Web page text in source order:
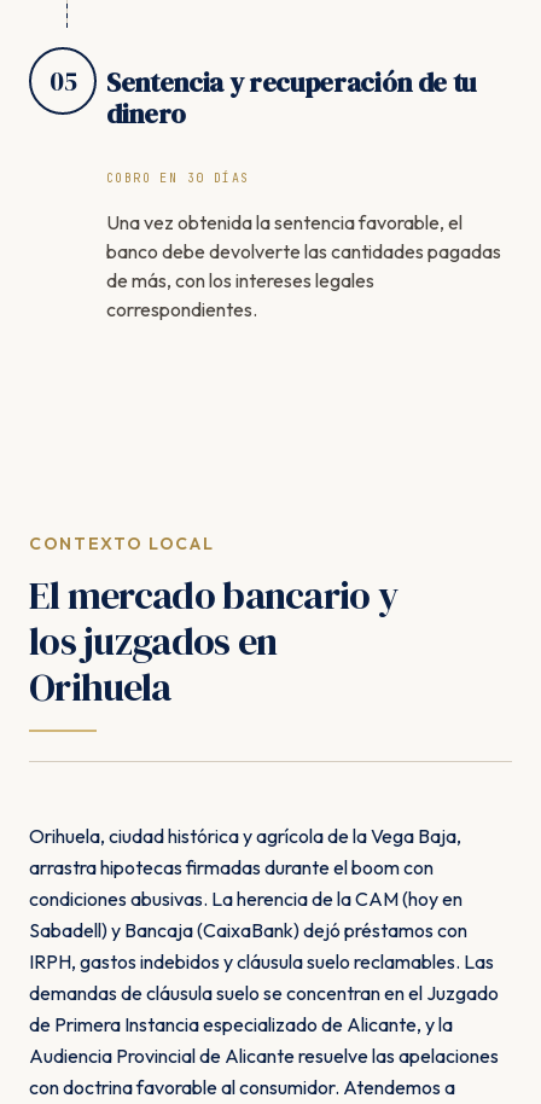
05
Sentencia y recuperación de tu
dinero
COBRO EN 30 DÍAS
Una vez obtenida la sentencia favorable, el
banco debe devolverte las cantidades pagadas
de más, con los intereses legales
correspondientes.
CONTEXTO LOCAL
El mercado bancario y
los juzgados en
Orihuela
Orihuela, ciudad histórica y agrícola de la Vega Baja,
arrastra hipotecas firmadas durante el boom con
condiciones abusivas. La herencia de la CAM (hoy en
Sabadell) y Bancaja (CaixaBank) dejó préstamos con
IRPH, gastos indebidos y cláusula suelo reclamables. Las
demandas de cláusula suelo se concentran en el Juzgado
de Primera Instancia especializado de Alicante, y la
Audiencia Provincial de Alicante resuelve las apelaciones
con doctrina favorable al consumidor. Atendemos a